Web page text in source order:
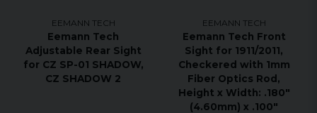
EEMANN TECH
Eemann Tech
Adjustable Rear Sight
for CZ SP-01 SHADOW,
CZ SHADOW 2
EEMANN TECH
Eemann Tech Front
Sight for 1911/2011,
Checkered with 1mm
Fiber Optics Rod,
Height x Width: .180"
(4.60mm) x .100"